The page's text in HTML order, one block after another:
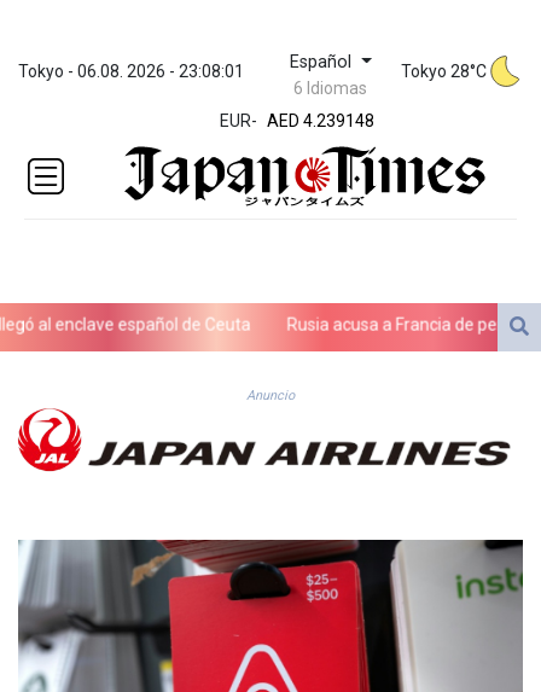
Tokyo - 06.08. 2026 - 23:08:01 Español
6 Idiomas
Tokyo 28°C
EUR-
ZWL 371.682381
AED 4.239148
AED 4.239148
AFN 76.183133
ALL 93.242695
AMD
ARS
1727.110367
AWG 2.080616
BAM 1.955655
BBD 2.324318
BIF 3449.11485
BMD 1.154295
BND 1.479784
BOB 13.958027
BRL 5.910221
BSD 1.15401
enclave español de Ceuta Rusia acusa a Francia de perseguir
Anuncio